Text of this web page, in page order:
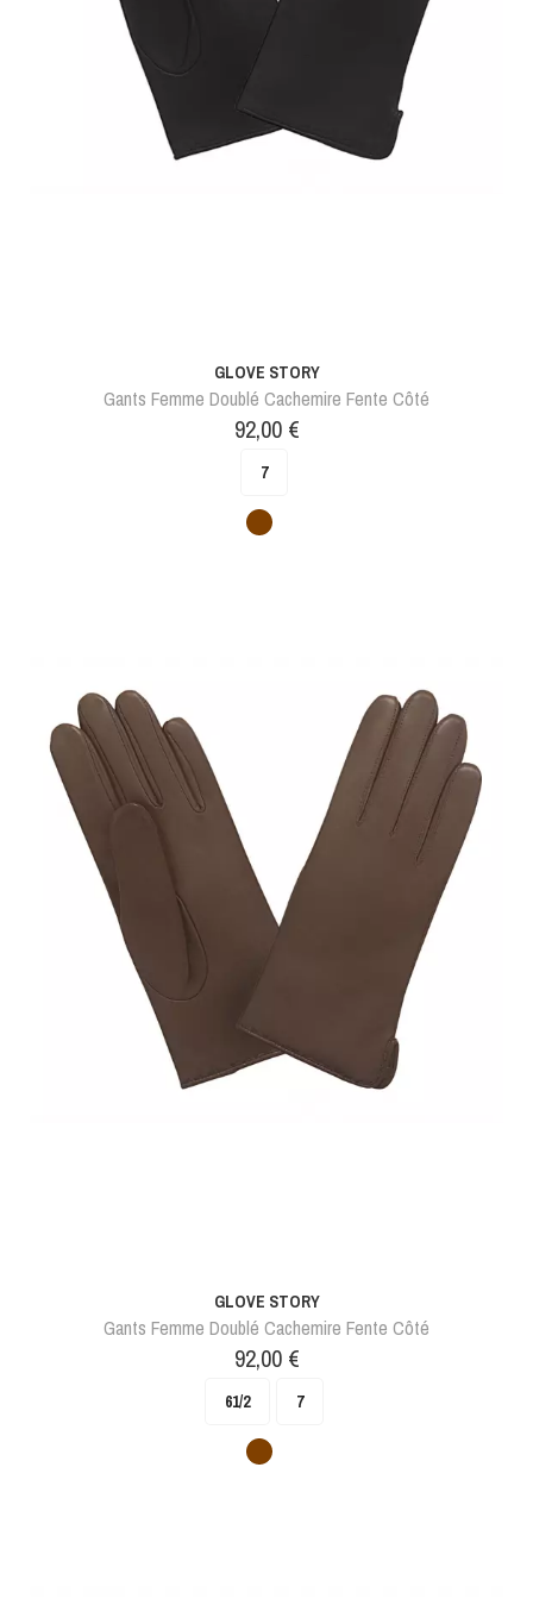
GLOVE STORY
Gants Femme Doublé Cachemire Fente Côté
Prix
92,00 €
7
Marron
GLOVE STORY
Gants Femme Doublé Cachemire Fente Côté
Prix
92,00 €
61/2 7
Marron